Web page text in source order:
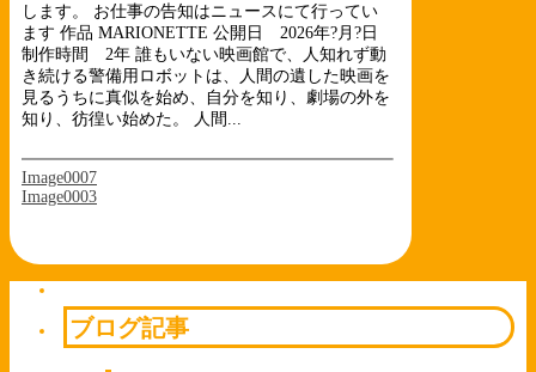
します。 お仕事の告知はニュースにて行ってい
ます 作品 MARIONETTE 公開日 2026年?月?日
制作時間 2年 誰もいない映画館で、人知れず動
き続ける警備用ロボットは、人間の遺した映画を
見るうちに真似を始め、自分を知り、劇場の外を
知り、彷徨い始めた。 人間...
Image0007
Image0003
ブログ記事